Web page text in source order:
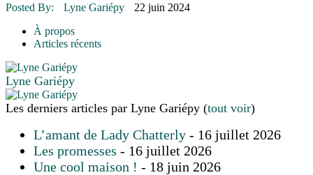
Posted By:
Lyne Gariépy
22 juin 2024
À propos
Articles récents
Lyne Gariépy
Les derniers articles par Lyne Gariépy (tout voir)
L’amant de Lady Chatterly - 16 juillet 2026
Les promesses - 16 juillet 2026
Une cool maison ! - 18 juin 2026